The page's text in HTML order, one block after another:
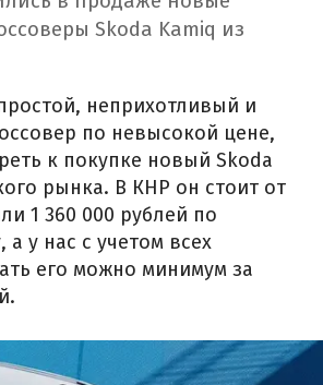
Skoda Kamiq из
неприхотливый и
по невысокой цене,
к покупке новый Skoda
рынка. В КНР он стоит от
1 360 000 рублей по
а у нас с учетом всех
его можно минимум за